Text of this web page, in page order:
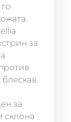
за
за
склона